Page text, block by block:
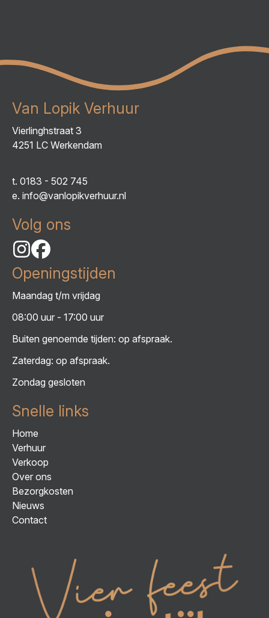
Van Lopik Verhuur
Vierlinghstraat 3
4251 LC Werkendam
t. 0183 - 502 745
e. info@vanlopikverhuur.nl
Volg ons
Openingstijden
Maandag t/m vrijdag
08:00 uur - 17:00 uur
Buiten genoemde tijden: op afspraak.
Zaterdag: op afspraak.
Zondag gesloten
Snelle links
Home
Verhuur
Verkoop
Over ons
Bezorgkosten
Nieuws
Contact